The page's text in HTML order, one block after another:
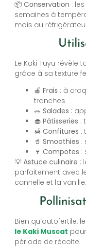
📦 Conservation :
semaines à
mois au
Le Kaki Fuyu révèle
grâce à sa texture
🍎 Frais : à
tranches
🥗 Salades :
🧁 Pâtisseries :
🍯 Confitures :
🥤 Smoothies :
🍷 Compotes :
💡 Astuce culinaire :
parfaitement avec
cannelle et la vanille.
Bien qu’autofertile,
le Kaki Muscat
période de récolte.